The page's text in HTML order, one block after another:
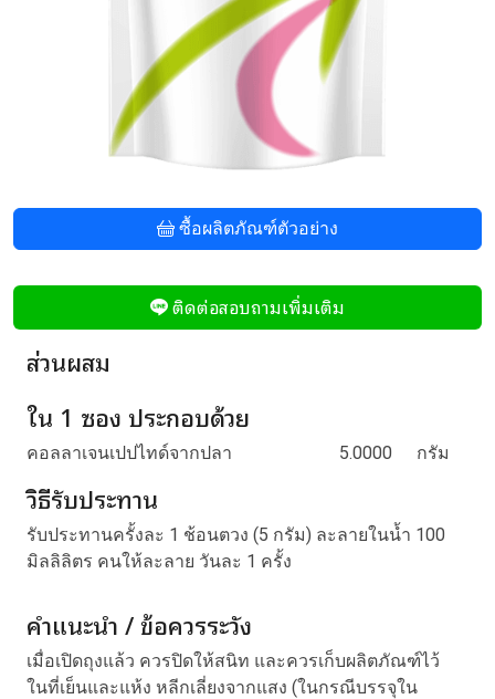
ซื้อผลิตภัณฑ์ตัวอย่าง
ติดต่อสอบถามเพิ่มเติม
ส่วนผสม
ใน 1 ซอง ประกอบด้วย
คอลลาเจนเปปไทด์จากปลา 5.0000 กรัม
วิธีรับประทาน
รับประทานครั้งละ 1 ช้อนตวง (5 กรัม) ละลายในน้ำ 100
มิลลิลิตร คนให้ละลาย วันละ 1 ครั้ง
คำแนะนำ / ข้อควรระวัง
เมื่อเปิดถุงแล้ว ควรปิดให้สนิท และควรเก็บผลิตภัณฑ์ไว้
ในที่เย็นและแห้ง หลีกเลี่ยงจากแสง (ในกรณีบรรจุใน